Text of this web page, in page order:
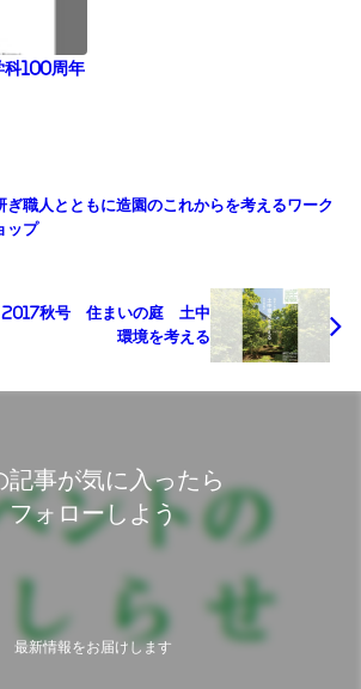
科100周年
ぎ職人とともに造園のこれからを考えるワーク
ップ
秋号 住まいの庭 土中
環境を考える
記事が気に入ったら
フォローしよう
最新情報をお届けします